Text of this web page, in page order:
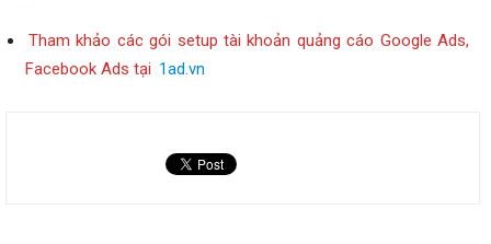
Tham khảo các gói setup tài khoản quảng cáo Google Ads,
Facebook Ads tại 1ad.vn